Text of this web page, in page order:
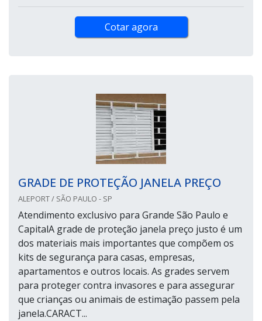
Cotar agora
GRADE DE PROTEÇÃO JANELA PREÇO
ALEPORT / SÃO PAULO - SP
Atendimento exclusivo para Grande São Paulo e
CapitalA grade de proteção janela preço justo é um
dos materiais mais importantes que compõem os
kits de segurança para casas, empresas,
apartamentos e outros locais. As grades servem
para proteger contra invasores e para assegurar
que crianças ou animais de estimação passem pela
janela.CARACT...